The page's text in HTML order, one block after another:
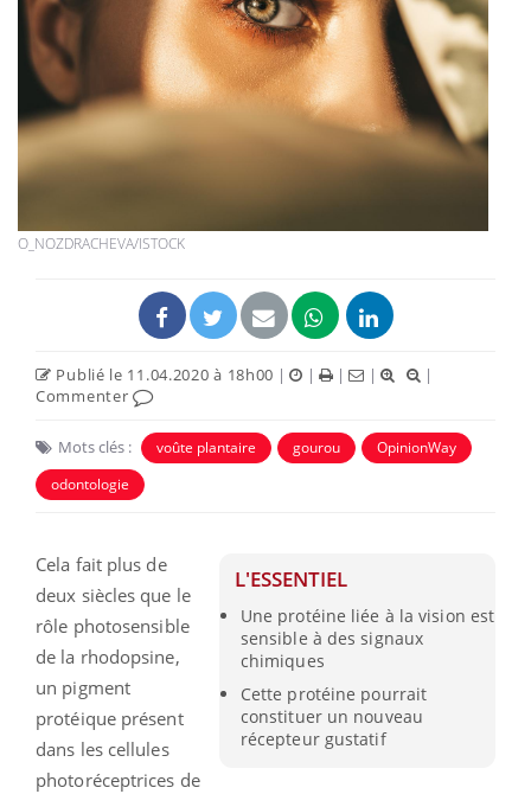
O_NOZDRACHEVA/ISTOCK
Publié le 11.04.2020 à 18h00 | | | |
|
Commenter
Mots clés : voûte plantaire gourou
OpinionWay
odontologie
L'ESSENTIEL
Une protéine liée à la vision est
sensible à des signaux
chimiques
Cette protéine pourrait
constituer un nouveau
récepteur gustatif
Cela fait plus de
deux siècles que le
rôle photosensible
de la rhodopsine,
un pigment
protéique présent
dans les cellules
photoréceptrices de